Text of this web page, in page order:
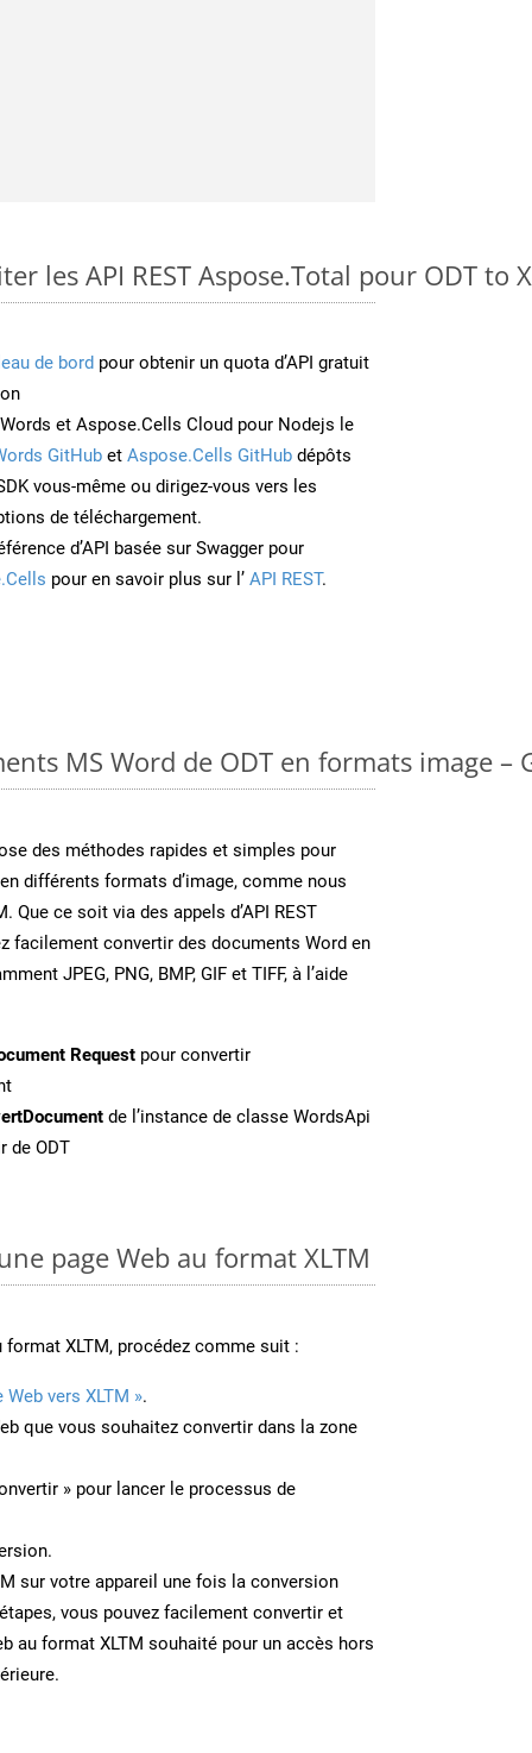
les API REST Aspose.Total pour ODT to
de bord pour obtenir un quota d’API gratuit
et Aspose.Cells Cloud pour Nodejs le
GitHub et Aspose.Cells GitHub dépôts
vous-même ou dirigez-vous vers les
de téléchargement.
d’API basée sur Swagger pour
pour en savoir plus sur l’ API REST.
MS Word de ODT en formats image –
des méthodes rapides et simples pour
différents formats d’image, comme nous
Que ce soit via des appels d’API REST
facilement convertir des documents Word en
JPEG, PNG, BMP, GIF et TIFF, à l’aide
Request pour convertir
de l’instance de classe WordsApi
de ODT
page Web au format XLTM
format XLTM, procédez comme suit :
Web vers XLTM ».
que vous souhaitez convertir dans la zone
» pour lancer le processus de
sur votre appareil une fois la conversion
vous pouvez facilement convertir et
au format XLTM souhaité pour un accès hors